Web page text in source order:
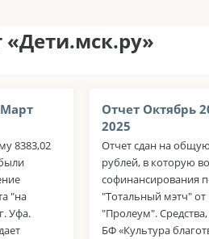
«Дети.мск.ру»
8383,02
"на
Уфа.
Отчет Октябрь
2025
Отчет сдан на
рублей, в которую
софинансирования
"Тотальный мэтч"
"Пролеум".
БФ «Культура